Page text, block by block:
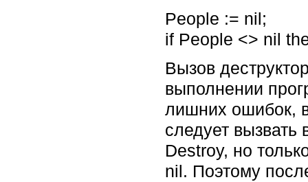
People := nil;
if People <> nil
Вызов
выполнении
лишних ошибок,
следует вызвать
Destroy, но
nil. Поэтому